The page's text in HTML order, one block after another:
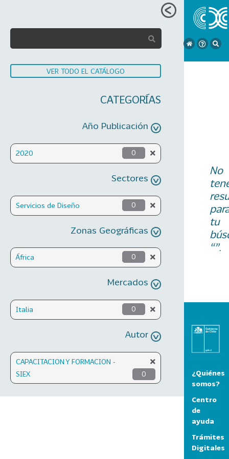
VER TODO EL CATÁLOGO
CATEGORÍAS
Año Publicación
2020 0
Sectores
Servicios de Diseño 0
Zonas Geográficas
África 0
Mercados
Italia 0
Autor
CAPACITACION Y FORMACION -
SIEX
0
No
tu
“”.
¿Quiénes
somos?
Centro
de
ayuda
Trámites
Digitales